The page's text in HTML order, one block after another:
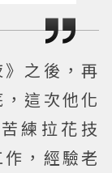
之後，再
這次他化
練拉花技
，經驗老